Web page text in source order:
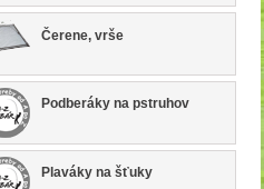
Čerene, vrše
Podberáky na pstruhov
Plaváky na šťuky